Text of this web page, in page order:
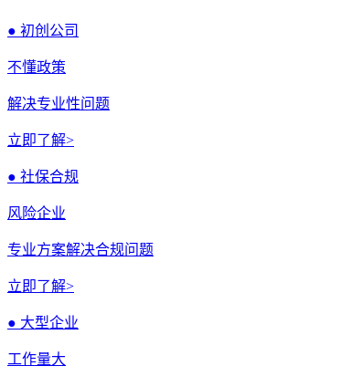
● 初创公司
不懂政策
解决专业性问题
立即了解>
● 社保合规
风险企业
专业方案解决合规问题
立即了解>
● 大型企业
工作量大